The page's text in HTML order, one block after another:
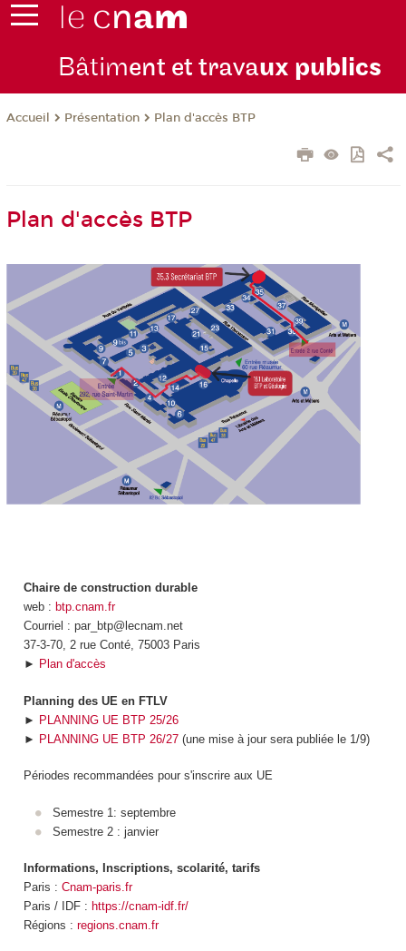
Bâtiment et travaux publics
Accueil Présentation Plan d'accès BTP
Plan d'accès BTP
Chaire de construction durable
web : btp.cnam.fr
Courriel : par_btp@lecnam.net
37-3-70, 2 rue Conté, 75003 Paris
► Plan d'accès
Planning des UE en FTLV
► PLANNING UE BTP 25/26
► PLANNING UE BTP 26/27(une mise à jour sera publiée le 1/9)
Périodes recommandées pour s'inscrire aux UE
Semestre 1: septembre
Semestre 2 : janvier
Informations, Inscriptions, scolarité, tarifs
Paris : Cnam-paris.fr
Paris / IDF : https://cnam-idf.fr/
Régions : regions.cnam.fr